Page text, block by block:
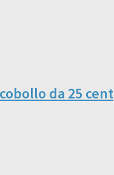
da 25 cent